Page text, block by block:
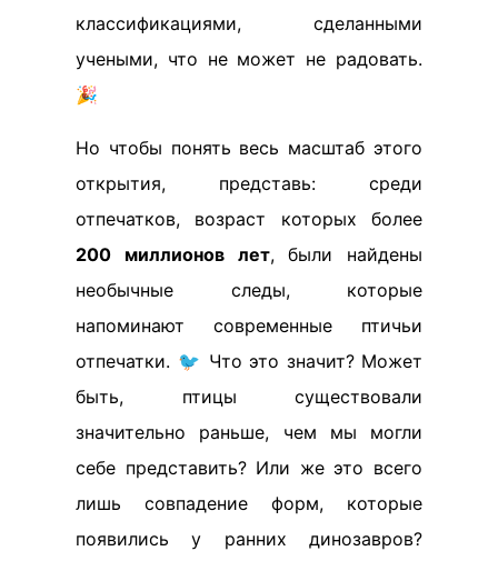
классификациями, сделанными
учеными, что не может не радовать.
🎉
Но чтобы понять весь масштаб этого
открытия, представь: среди
отпечатков, возраст которых более
200 миллионов лет, были найдены
необычные следы, которые
напоминают современные птичьи
отпечатки. 🐦 Что это значит? Может
быть, птицы существовали
значительно раньше, чем мы могли
себе представить? Или же это всего
лишь совпадение форм, которые
появились у ранних динозавров?